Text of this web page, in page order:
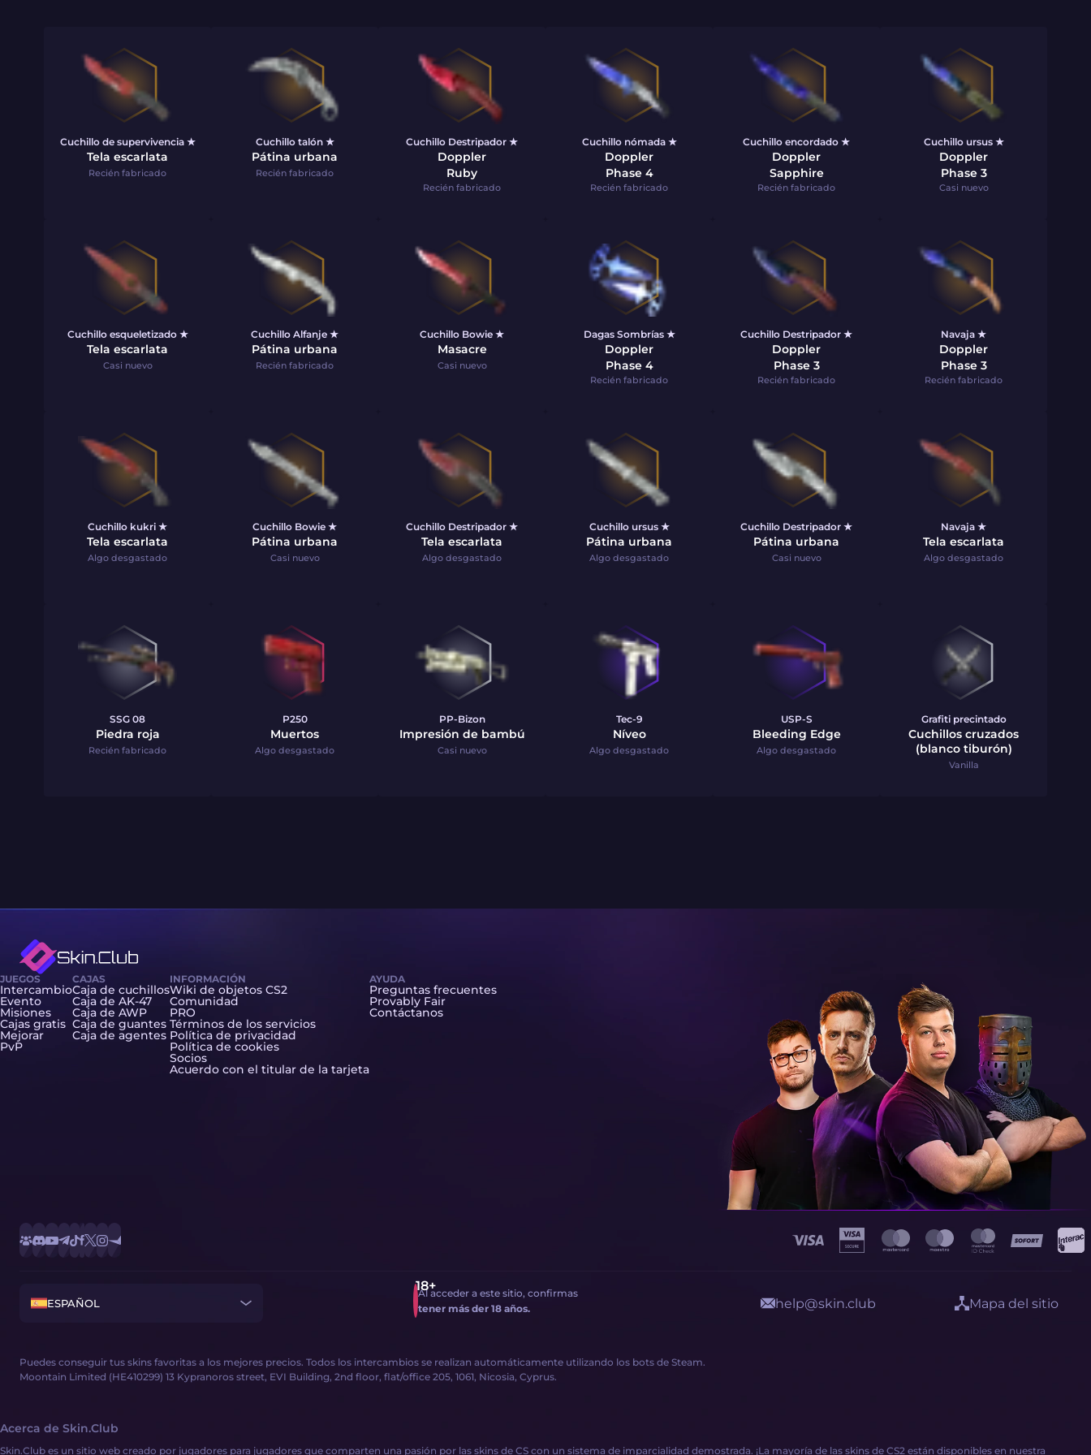
Cuchillo de supervivencia ★
Tela escarlata
Recién fabricado
Cuchillo talón ★
Pátina urbana
Recién fabricado
Cuchillo Destripador ★
Doppler
Ruby
Recién fabricado
Cuchillo nómada ★
Doppler
Phase 4
Recién fabricado
Cuchillo encordado ★
Doppler
Sapphire
Recién fabricado
Cuchillo ursus ★
Doppler
Phase 3
Casi nuevo
Cuchillo esqueletizado ★
Tela escarlata
Casi nuevo
Cuchillo Alfanje ★
Pátina urbana
Recién fabricado
Cuchillo Bowie ★
Masacre
Casi nuevo
Dagas Sombrías ★
Doppler
Phase 4
Recién fabricado
Cuchillo Destripador ★
Doppler
Phase 3
Recién fabricado
Navaja ★
Doppler
Phase 3
Recién fabricado
Cuchillo kukri ★
Tela escarlata
Algo desgastado
Cuchillo Bowie ★
Pátina urbana
Casi nuevo
Cuchillo Destripador ★
Tela escarlata
Algo desgastado
Cuchillo ursus ★
Pátina urbana
Algo desgastado
Cuchillo Destripador ★
Pátina urbana
Casi nuevo
Navaja ★
Tela escarlata
Algo desgastado
SSG 08
Piedra roja
Recién fabricado
P250
Muertos
Algo desgastado
PP-Bizon
Impresión de bambú
Casi nuevo
Tec-9
Níveo
Algo desgastado
USP-S
Bleeding Edge
Algo desgastado
Grafiti precintado
Cuchillos cruzados
(blanco tiburón)
Vanilla
Puedes conseguir tus skins favoritas a los mejores precios. Todos los intercambios se realizan automáticamente utilizando los bots de Steam.
Moontain Limited (HE410299) 13 Kypranoros street, EVI Building, 2nd floor, flat/office 205, 1061, Nicosia, Cyprus.
ESPAÑOL
JUEGOS
Intercambio
Evento
Misiones
Cajas gratis
Mejorar
PvP
CAJAS
Caja de cuchillos
Caja de AK-47
Caja de AWP
Caja de guantes
Caja de agentes
INFORMACIÓN
Wiki de objetos CS2
Comunidad
PRO
Términos de los servicios
Política de privacidad
Política de cookies
Socios
Acuerdo con el titular de la tarjeta
AYUDA
Preguntas frecuentes
Provably Fair
Contáctanos
Al acceder a este sitio, confirmas
tener más der 18 años.
help@skin.club Mapa del sitio
Acerca de Skin.Club
Skin.Club es un sitio web creado por jugadores para jugadores que comparten una pasión por las skins de CS con un sistema de imparcialidad demostrada. ¡La mayoría de las skins de CS2 están disponibles en nuestra